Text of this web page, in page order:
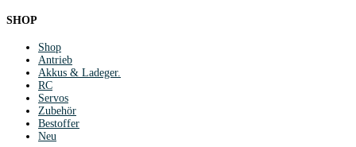
SHOP
Shop
Antrieb
Akkus & Ladeger.
RC
Servos
Zubehör
Bestoffer
Neu